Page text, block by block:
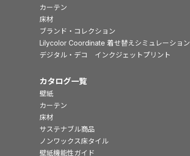
カーテン
床材
ブランド・コレクション
Lilycolor Coordinate 着せ替えシミュレーション
デジタル・デコ インクジェットプリント
カタログ一覧
壁紙
カーテン
床材
サステナブル商品
ノンワックス床タイル
壁紙機能性ガイド